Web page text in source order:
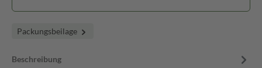
Packungsbeilage
Beschreibung